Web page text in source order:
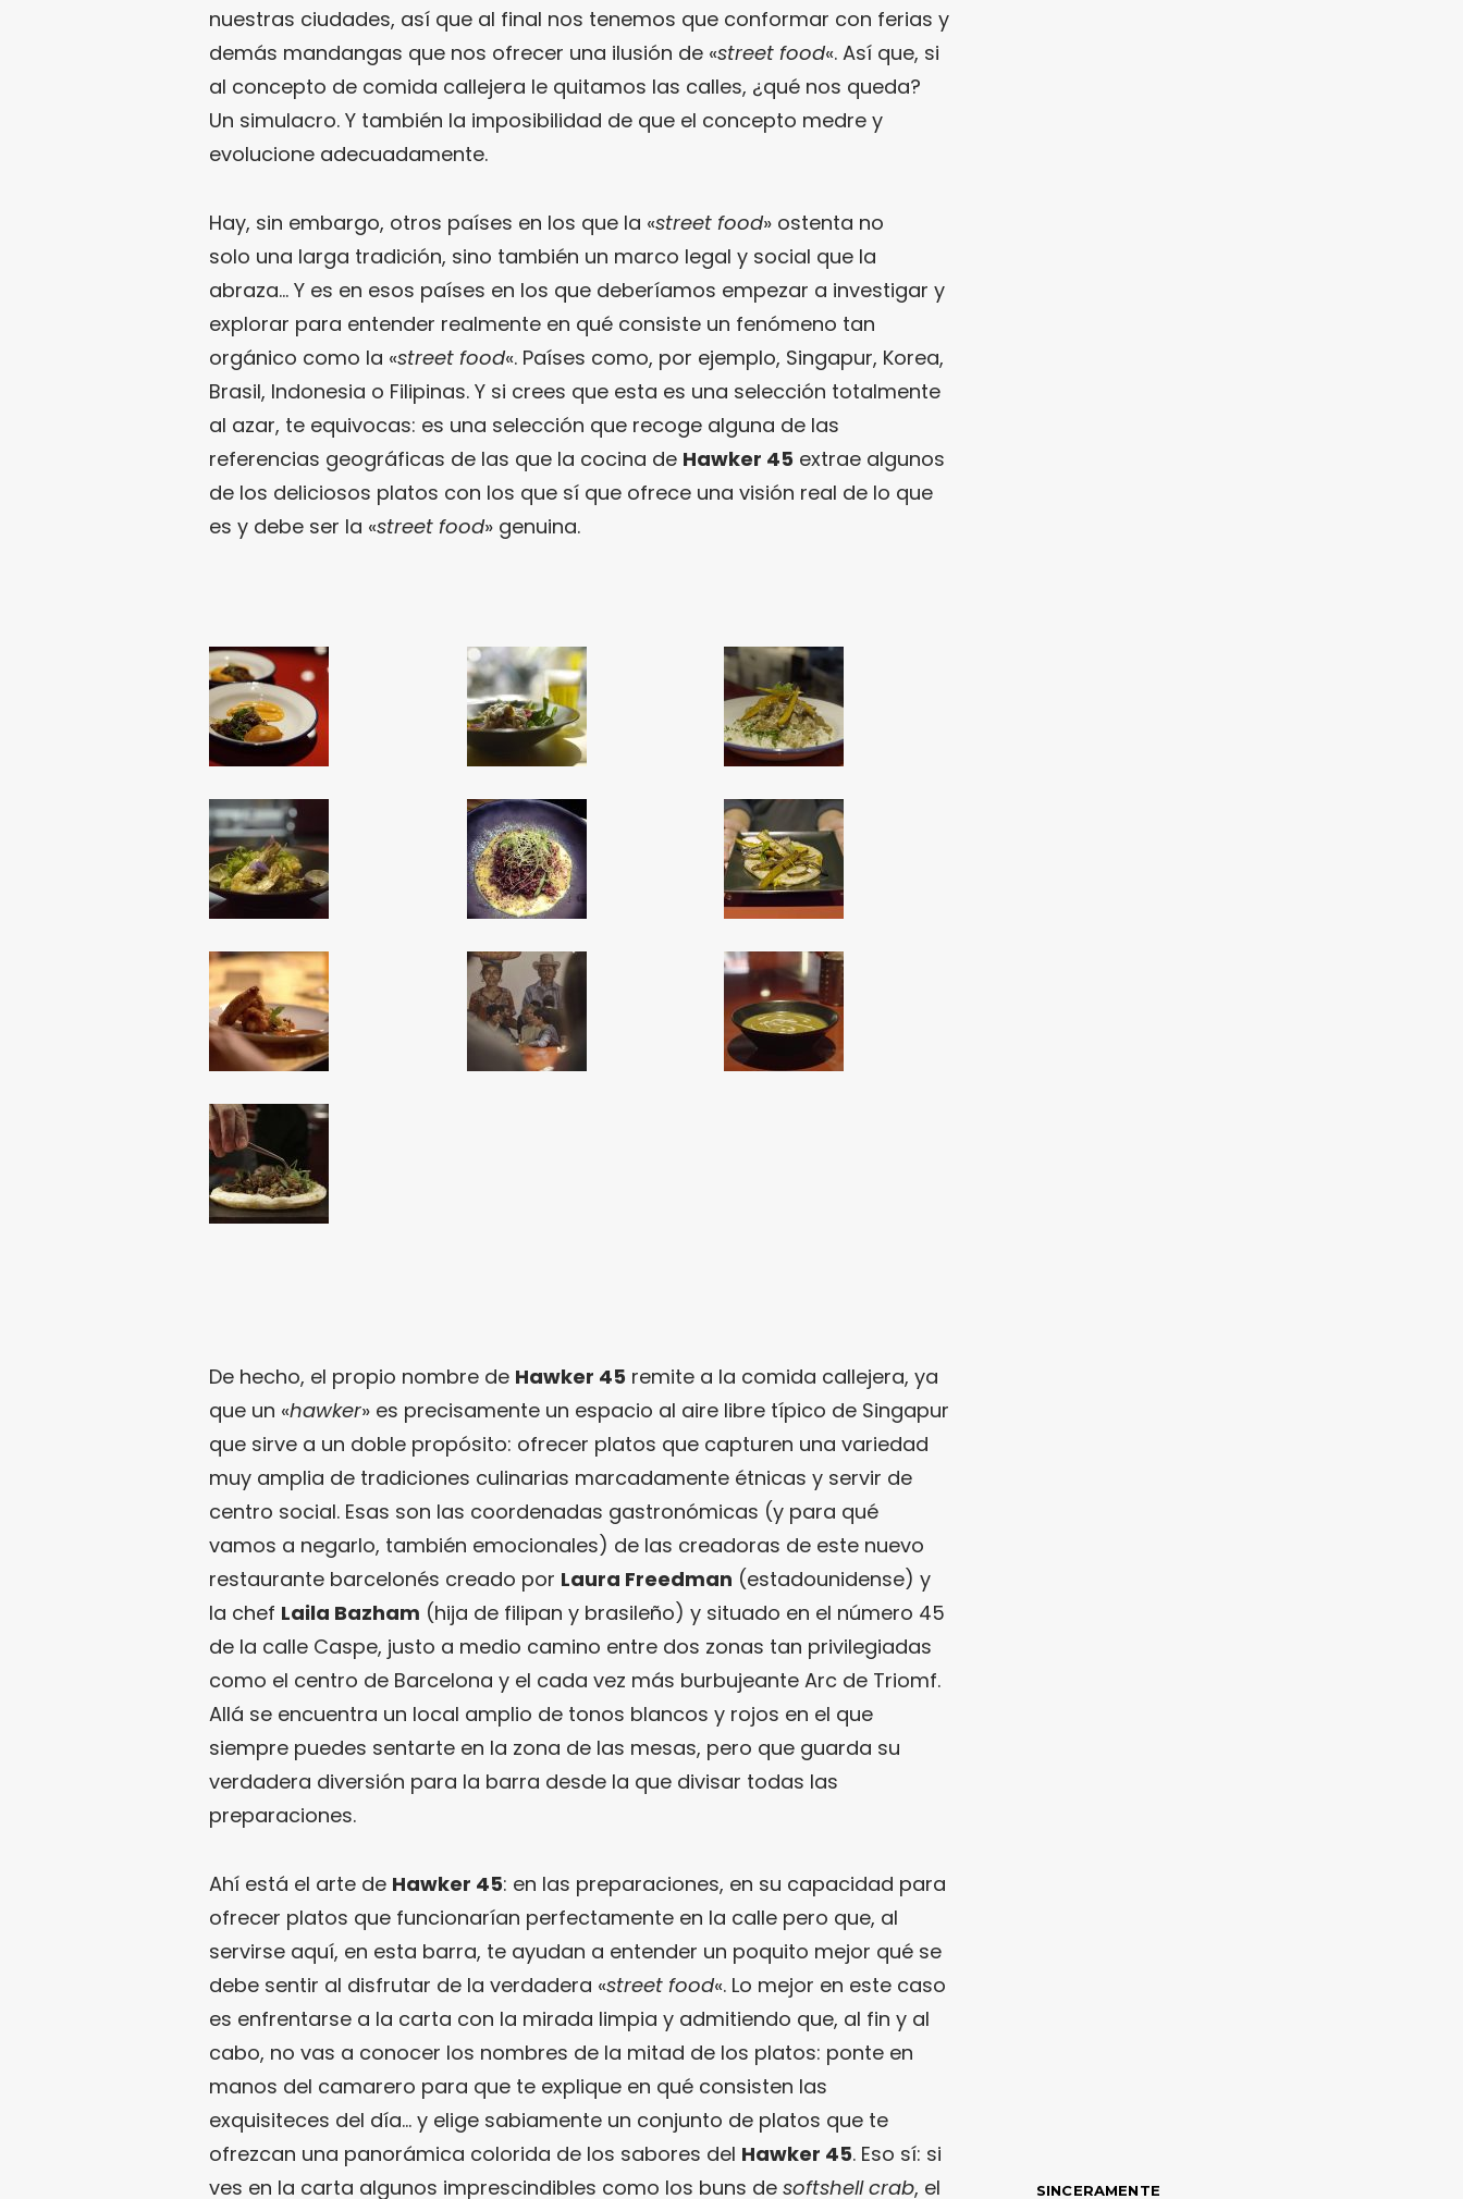
nuestras ciudades, así que al final nos tenemos que conformar con ferias y
demás mandangas que nos ofrecer una ilusión de «street food«. Así que, si
al concepto de comida callejera le quitamos las calles, ¿qué nos queda?
Un simulacro. Y también la imposibilidad de que el concepto medre y
evolucione adecuadamente.
Hay, sin embargo, otros países en los que la «street food» ostenta no
solo una larga tradición, sino también un marco legal y social que la
abraza… Y es en esos países en los que deberíamos empezar a investigar y
explorar para entender realmente en qué consiste un fenómeno tan
orgánico como la «street food«. Países como, por ejemplo, Singapur, Korea,
Brasil, Indonesia o Filipinas. Y si crees que esta es una selección totalmente
al azar, te equivocas: es una selección que recoge alguna de las
referencias geográficas de las que la cocina de Hawker 45 extrae algunos
de los deliciosos platos con los que sí que ofrece una visión real de lo que
es y debe ser la «street food» genuina.
De hecho, el propio nombre de Hawker 45 remite a la comida callejera, ya
que un «hawker» es precisamente un espacio al aire libre típico de Singapur
que sirve a un doble propósito: ofrecer platos que capturen una variedad
muy amplia de tradiciones culinarias marcadamente étnicas y servir de
centro social. Esas son las coordenadas gastronómicas (y para qué
vamos a negarlo, también emocionales) de las creadoras de este nuevo
restaurante barcelonés creado por Laura Freedman (estadounidense) y
la chef Laila Bazham (hija de filipan y brasileño) y situado en el número 45
de la calle Caspe, justo a medio camino entre dos zonas tan privilegiadas
como el centro de Barcelona y el cada vez más burbujeante Arc de Triomf.
Allá se encuentra un local amplio de tonos blancos y rojos en el que
siempre puedes sentarte en la zona de las mesas, pero que guarda su
verdadera diversión para la barra desde la que divisar todas las
preparaciones.
Ahí está el arte de Hawker 45: en las preparaciones, en su capacidad para
ofrecer platos que funcionarían perfectamente en la calle pero que, al
servirse aquí, en esta barra, te ayudan a entender un poquito mejor qué se
debe sentir al disfrutar de la verdadera «street food«. Lo mejor en este caso
es enfrentarse a la carta con la mirada limpia y admitiendo que, al fin y al
cabo, no vas a conocer los nombres de la mitad de los platos: ponte en
manos del camarero para que te explique en qué consisten las
exquisiteces del día… y elige sabiamente un conjunto de platos que te
ofrezcan una panorámica colorida de los sabores del Hawker 45. Eso sí: si
ves en la carta algunos imprescindibles como los buns de softshell crab, el SINCERAMENTE